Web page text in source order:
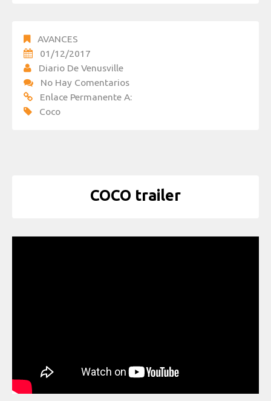
AVANCES
01/12/2017
Diario De Venusville
No Hay Comentarios
Enlace Permanente A:
Coco
COCO trailer